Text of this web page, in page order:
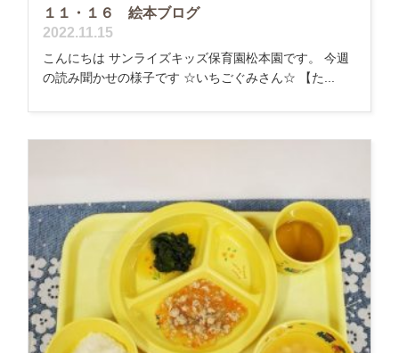
１１・１６ 絵本ブログ
2022.11.15
こんにちは サンライズキッズ保育園松本園です。 今週
の読み聞かせの様子です ☆いちごぐみさん☆ 【た...